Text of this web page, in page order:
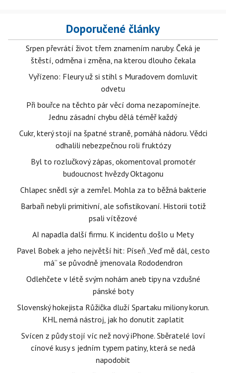
Doporučené články
Srpen převrátí život třem znamením naruby. Čeká je
štěstí, odměna i změna, na kterou dlouho čekala
Vyřízeno: Fleury už si stihl s Muradovem domluvit
odvetu
Při bouřce na těchto pár věcí doma nezapomínejte.
Jednu zásadní chybu dělá téměř každý
Cukr, který stojí na špatné straně, pomáhá nádoru. Vědci
odhalili nebezpečnou roli fruktózy
Byl to rozlučkový zápas, okomentoval promotér
budoucnost hvězdy Oktagonu
Chlapec snědl sýr a zemřel. Mohla za to běžná bakterie
Barbaři nebyli primitivní, ale sofistikovaní. Historii totiž
psali vítězové
AI napadla další firmu. K incidentu došlo u Mety
Pavel Bobek a jeho největší hit: Píseň „Veď mě dál, cesto
má“ se původně jmenovala Rododendron
Odlehčete v létě svým nohám aneb tipy na vzdušné
pánské boty
Slovenský hokejista Růžička dluží Spartaku miliony korun.
KHL nemá nástroj, jak ho donutit zaplatit
Svícen z půdy stojí víc než nový iPhone. Sběratelé loví
cínové kusy s jedním typem patiny, která se nedá
napodobit